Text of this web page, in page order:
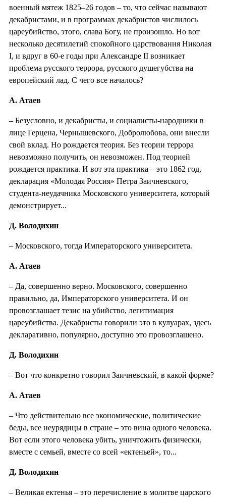
военный мятеж 1825–26 годов – то, что сейчас называют
декабристами, и в программах декабристов числилось
цареубийство, этого, слава Богу, не произошло. Но вот
несколько десятилетий спокойного царствования Николая
I, и вдруг в 60-е годы при Александре II возникает
проблема русского террора, русского душегубства на
европейский лад. С чего все началось?
А. Атаев
– Безусловно, и декабристы, и социалисты-народники в
лице Герцена, Чернышевского, Добролюбова, они внесли
свой вклад. Но рождается теория. Без теории террора
невозможно получить, он невозможен. Под теорией
рождается практика. И вот эта практика – это 1862 год,
декларация «Молодая Россия» Петра Заичневского,
студента-неудачника Московского университета, который
демонстрирует...
Д. Володихин
– Московского, тогда Императорского университета.
А. Атаев
– Да, совершенно верно. Московского, совершенно
правильно, да, Императорского университета. И он
провозглашает тезис на убийство, легитимация
цареубийства. Декабристы говорили это в кулуарах, здесь
декларативно, популярно, доступно это провозглашено.
Д. Володихин
– Вот что конкретно говорил Заичневский, в какой форме?
А. Атаев
– Что действительно все экономические, политические
беды, все неурядицы в стране – это вина одного человека.
Вот если этого человека убить, уничтожить физически,
вместе с семьей, вместе со всей «ектеньей», то...
Д. Володихин
– Великая ектенья – это перечисление в молитве царского